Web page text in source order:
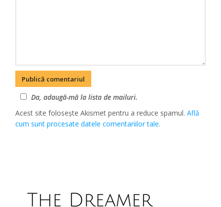
Da, adaugă-mă la lista de mailuri.
Acest site folosește Akismet pentru a reduce spamul.Află
cum sunt procesate datele comentariilor tale.